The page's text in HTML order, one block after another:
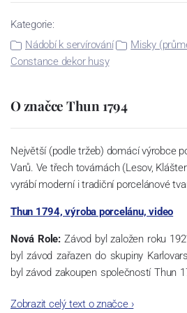
Kategorie:
Nádobí k servírování
Misky
Constance dekor husy
O značce Thun 1794
Největší (podle tržeb) domácí výrobce
Varů. Ve třech továrnách (Lesov,
vyrábí moderní i tradiční porcelánové
Thun 1794, výroba porcelánu, video
Nová Role: Závod byl založen roku
byl závod zařazen do skupiny
byl závod zakoupen společností Thun
společnosti a v jejím areálu jsou
Zobrazit celý text o značce›